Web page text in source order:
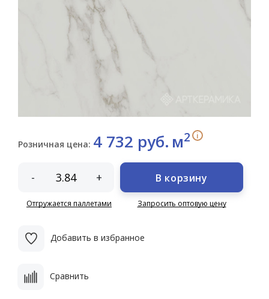
Розничная цена: 4 732 руб. м2 i
- +
Отгружается паллетами
В корзину
Запросить оптовую цену
Добавить в избранное
Сравнить